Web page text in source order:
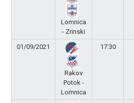
Lomnica
- Zrinski
01/09/2021
Rakov
Potok -
Lomnica
17:30